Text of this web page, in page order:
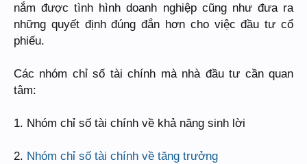
nắm được tình hình doanh nghiệp cũng như đưa ra
những quyết định đúng đắn hơn cho việc đầu tư cổ
phiếu.
Các nhóm chỉ số tài chính mà nhà đầu tư cần quan
tâm:
1. Nhóm chỉ số tài chính về khả năng sinh lời
2. Nhóm chỉ số tài chính về tăng trưởng